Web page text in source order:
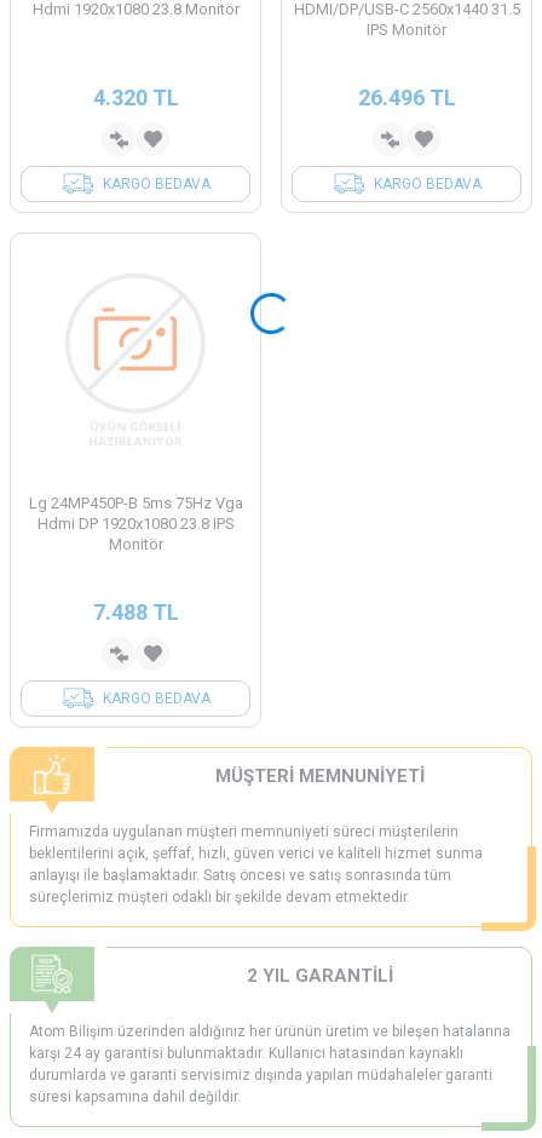
Hdmi 1920x1080 23.8 Monitör
4.320TL
KARGO BEDAVA
HDMI/DP/USB-C 2560x1440 31.5
IPS Monitör
26.496TL
KARGO BEDAVA
Lg 24MP450P-B 5ms 75Hz Vga
Hdmi DP 1920x1080 23.8 IPS
Monitör
7.488TL
KARGO BEDAVA
MÜŞTERİ MEMNUNİYETİ
Firmamızda uygulanan müşteri memnuniyeti süreci müşterilerin
beklentilerini açık, şeffaf, hızlı, güven verici ve kaliteli hizmet sunma
anlayışı ile başlamaktadır. Satış öncesi ve satış sonrasında tüm
süreçlerimiz müşteri odaklı bir şekilde devam etmektedir.
2 YIL GARANTİLİ
Atom Bilişim üzerinden aldığınız her ürünün üretim ve bileşen hatalarına
karşı 24 ay garantisi bulunmaktadır. Kullanıcı hatasından kaynaklı
durumlarda ve garanti servisimiz dışında yapılan müdahaleler garanti
süresi kapsamına dahil değildir.